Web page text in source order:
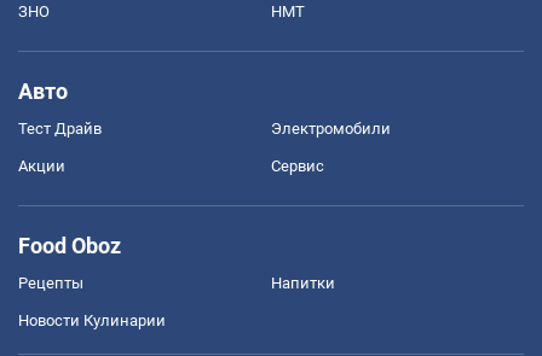
ЗНО НМТ
Авто
Тест Драйв Электромобили
Акции Сервис
Food Oboz
Рецепты Напитки
Новости Кулинарии